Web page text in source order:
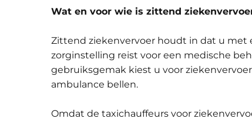
Wat en voor wie is zittend
Zittend ziekenvervoer houdt in dat u met
zorginstelling reist voor een medische
gebruiksgemak kiest u voor
ambulance bellen.
Omdat de taxichauffeurs voor